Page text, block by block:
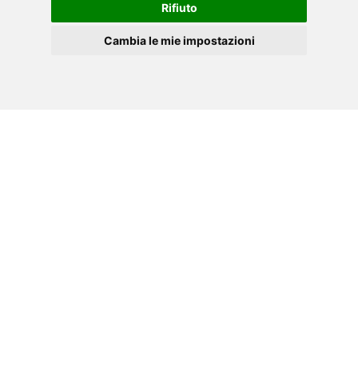
Rifiuto
Cambia le mie impostazioni